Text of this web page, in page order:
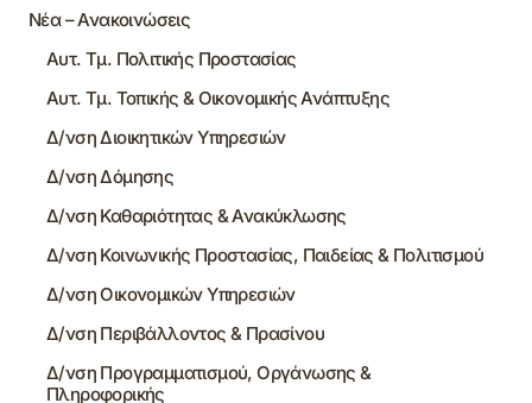
Νέα – Ανακοινώσεις
Αυτ. Τμ. Πολιτικής Προστασίας
Αυτ. Τμ. Τοπικής & Οικονομικής Ανάπτυξης
Δ/νση Διοικητικών Υπηρεσιών
Δ/νση Δόμησης
Δ/νση Καθαριότητας & Ανακύκλωσης
Δ/νση Κοινωνικής Προστασίας, Παιδείας & Πολιτισμού
Δ/νση Οικονομικών Υπηρεσιών
Δ/νση Περιβάλλοντος & Πρασίνου
Δ/νση Προγραμματισμού, Οργάνωσης &
Πληροφορικής